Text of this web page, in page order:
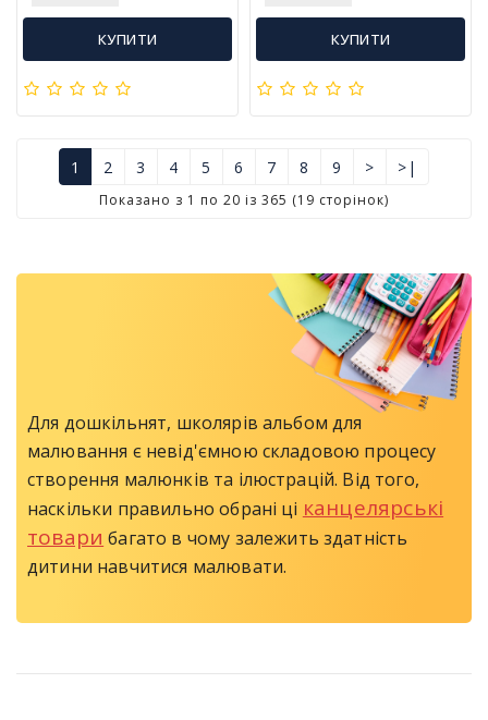
КУПИТИ КУПИТИ
1 2 3 4 5 6 7 8 9 > >|
Показано з 1 по 20 із 365 (19 сторінок)
Для дошкільнят, школярів альбом для
малювання є невід'ємною складовою процесу
створення малюнків та ілюстрацій. Від того,
наскільки правильно обрані ці канцелярські
товари багато в чому залежить здатність
дитини навчитися малювати.